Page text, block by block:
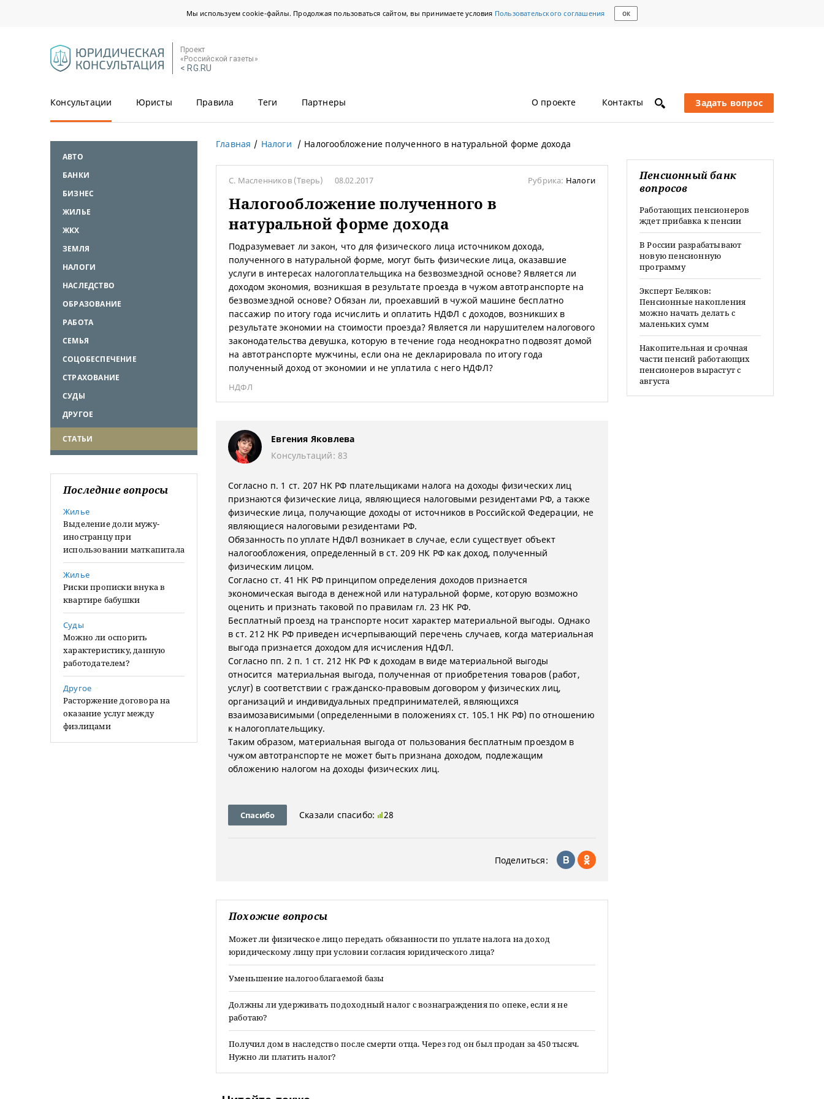
Мы используем cookie-файлы. Продолжая пользоваться сайтом, вы принимаете условия Пользовательского соглашения ОК
Проект
«Российской газеты»
< RG.RU
Консультации Юристы Правила Теги Партнеры О проекте Контакты Задать вопрос
АВТО
БАНКИ
БИЗНЕС
ЖИЛЬЕ
ЖКХ
ЗЕМЛЯ
НАЛОГИ
НАСЛЕДСТВО
ОБРАЗОВАНИЕ
РАБОТА
СЕМЬЯ
СОЦОБЕСПЕЧЕНИЕ
СТРАХОВАНИЕ
СУДЫ
ДРУГОЕ
СТАТЬИ
Последние вопросы
Жилье
Выделение доли мужу-
иностранцу при
использовании маткапитала
Жилье
Риски прописки внука в
квартире бабушки
Суды
Можно ли оспорить
характеристику, данную
работодателем?
Другое
Расторжение договора на
оказание услуг между
физлицами
Главная Налоги Налогообложение полученного в натуральной форме дохода
С. Масленников(Тверь) 08.02.2017 Рубрика: Налоги
Налогообложение полученного в
натуральной форме дохода
Подразумевает ли закон, что для физического лица источником дохода,
полученного в натуральной форме, могут быть физические лица, оказавшие
услуги в интересах налогоплательщика на безвозмездной основе? Является ли
доходом экономия, возникшая в результате проезда в чужом автотранспорте на
безвозмездной основе? Обязан ли, проехавший в чужой машине бесплатно
пассажир по итогу года исчислить и оплатить НДФЛ с доходов, возникших в
результате экономии на стоимости проезда? Является ли нарушителем налогового
законодательства девушка, которую в течение года неоднократно подвозят домой
на автотранспорте мужчины, если она не декларировала по итогу года
полученный доход от экономии и не уплатила с него НДФЛ?
НДФЛ
Евгения Яковлева
Консультаций: 83
Согласно п. 1 ст. 207 НК РФ плательщиками налога на доходы физических лиц
признаются физические лица, являющиеся налоговыми резидентами РФ, а также
физические лица, получающие доходы от источников в Российской Федерации, не
являющиеся налоговыми резидентами РФ.
Обязанность по уплате НДФЛ возникает в случае, если существует объект
налогообложения, определенный в ст. 209 НК РФ как доход, полученный
физическим лицом.
Согласно ст. 41 НК РФ принципом определения доходов признается
экономическая выгода в денежной или натуральной форме, которую возможно
оценить и признать таковой по правилам гл. 23 НК РФ.
Бесплатный проезд на транспорте носит характер материальной выгоды. Однако
в ст. 212 НК РФ приведен исчерпывающий перечень случаев, когда материальная
выгода признается доходом для исчисления НДФЛ.
Согласно пп. 2 п. 1 ст. 212 НК РФ к доходам в виде материальной выгоды
относится материальная выгода, полученная от приобретения товаров (работ,
услуг) в соответствии с гражданско-правовым договором у физических лиц,
организаций и индивидуальных предпринимателей, являющихся
взаимозависимыми (определенными в положениях ст. 105.1 НК РФ) по отношению
к налогоплательщику.
Таким образом, материальная выгода от пользования бесплатным проездом в
чужом автотранспорте не может быть признана доходом, подлежащим
обложению налогом на доходы физических лиц.
Спасибо Сказали спасибо: 28
Поделиться:
Похожие вопросы
Может ли физическое лицо передать обязанности по уплате налога на доход
юридическому лицу при условии согласия юридического лица?
Уменьшение налогооблагаемой базы
Должны ли удерживать подоходный налог с вознаграждения по опеке, если я не
работаю?
Получил дом в наследство после смерти отца. Через год он был продан за 450 тысяч.
Нужно ли платить налог?
Пенсионный банк
вопросов
Работающих пенсионеров
ждет прибавка к пенсии
В России разрабатывают
новую пенсионную
программу
Эксперт Беляков:
Пенсионные накопления
можно начать делать с
маленьких сумм
Накопительная и срочная
части пенсий работающих
пенсионеров вырастут с
августа